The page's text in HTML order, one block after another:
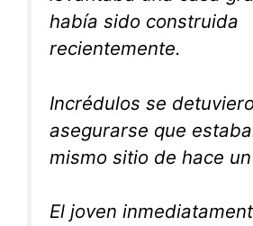
había sido construida
recientemente.
Incrédulos se
asegurarse que
mismo sitio de hace
El joven